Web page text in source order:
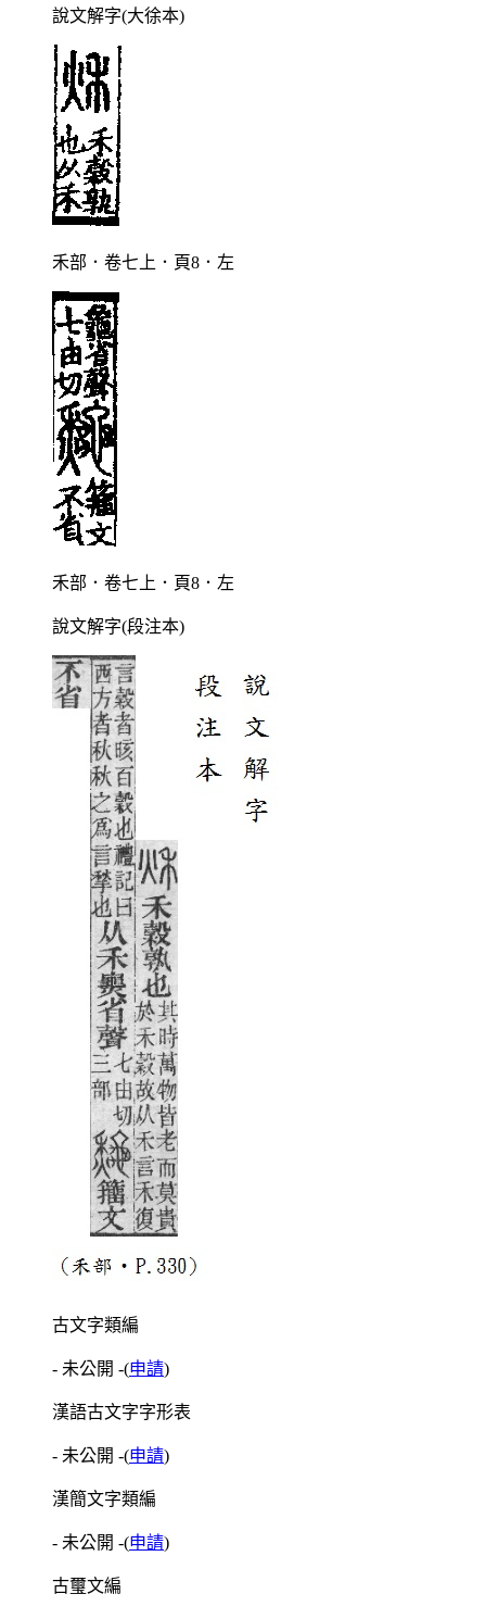
說文解字(大徐本)
禾部．卷七上．頁8．左
禾部．卷七上．頁8．左
說文解字(段注本)
古文字類編
- 未公開 -(申請)
漢語古文字字形表
- 未公開 -(申請)
漢簡文字類編
- 未公開 -(申請)
古璽文編